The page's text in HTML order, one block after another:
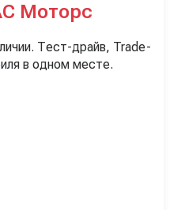
Моторс
Тест-драйв, Trade-
в одном месте.